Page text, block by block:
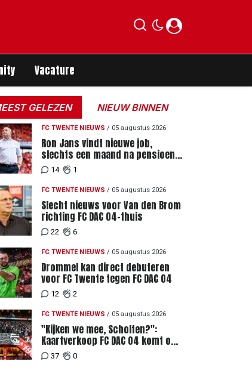
Vacature
GELEZEN NIEUW BINNEN
FC TWENTE NIEUWS / 05 augustus 2026
Ron Jans vindt nieuwe job,
slechts een maand na pensioen
als hoofdtrainer
14 1
FC TWENTE NIEUWS / 05 augustus 2026
Slecht nieuws voor Van den Brom
richting FC DAC 04-thuis
22 6
FC TWENTE NIEUWS / 05 augustus 2026
Drommel kan direct debuteren
voor FC Twente tegen FC DAC 04
12 2
FC TWENTE NIEUWS / 05 augustus 2026
"Kijken we mee, Scholten?":
Kaartverkoop FC DAC 04 komt op
gang, supporters niet blij met
ticketprijzen
37 0